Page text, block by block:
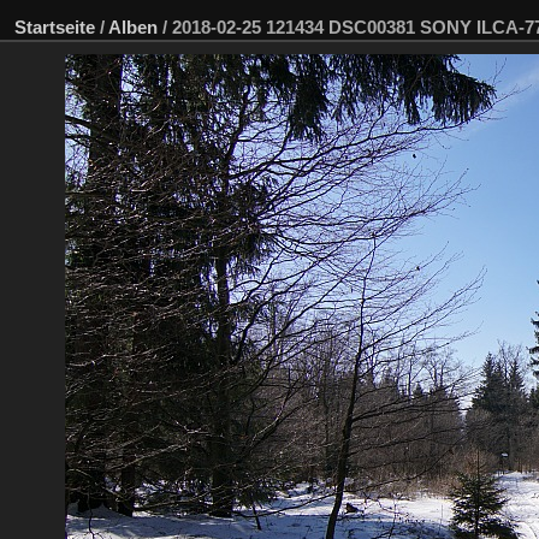
Startseite / Alben / 2018-02-25 121434 DSC00381 SONY ILCA-